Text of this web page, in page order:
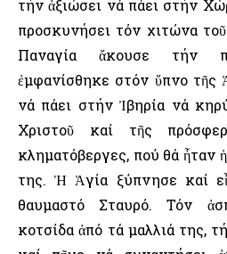
τήν ἀξιώσει νά πάει στήν
προσκυνήσει τόν χιτώνα
Παναγία ἄκουσε τήν
ἐμφανίσθηκε στόν ὕπνο τῆς
νά πάει στήν Ἰβηρία νά
Χριστοῦ καί τῆς
κληματόβεργες, πού θά ἦταν
της. Ἡ Ἁγία ξύπνησε καί
θαυμαστό Σταυρό. Τόν
κοτσίδα ἀπό τά μαλλιά της,